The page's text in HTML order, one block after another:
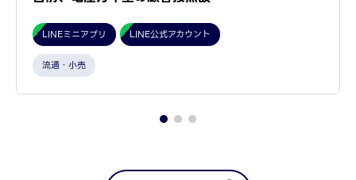
LINEミニアプリ LINE公式アカウント
流通・小売